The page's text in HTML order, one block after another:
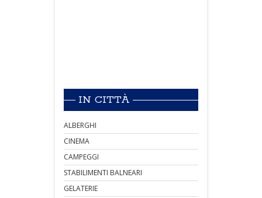
IN CITTÀ
ALBERGHI
CINEMA
CAMPEGGI
STABILIMENTI BALNEARI
GELATERIE